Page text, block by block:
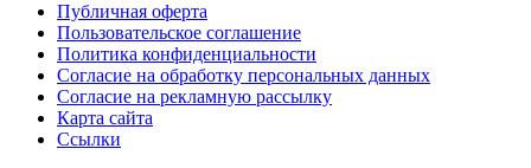
Публичная оферта
Пользовательское соглашение
Политика конфиденциальности
Согласие на обработку персональных данных
Согласие на рекламную рассылку
Карта сайта
Ссылки